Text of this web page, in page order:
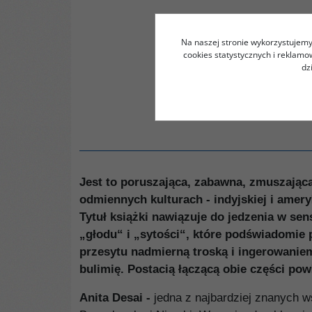
Jest to poruszająca, zabawna,
odmiennych kulturach - indyjskiej i
Tytuł książki nawiązuje do jedzenia w
„głodu“ i „sytości“, które
przesytu nadmierną troską i
bulimię. Postacią łączącą obie części
Anita Desai - jedna z najbardziej znanych
Na naszej stronie
cookies statystycznych i